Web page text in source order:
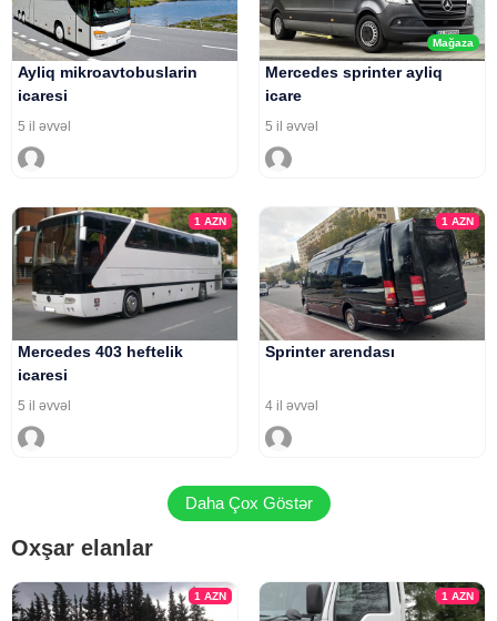
Ayliq mikroavtobuslarin
icaresi
5 il əvvəl
Mağaza
Mercedes sprinter ayliq
icare
5 il əvvəl
1AZN
Mercedes 403 heftelik
icaresi
5 il əvvəl
1 AZN
Sprinter arendası
4 il əvvəl
Daha Çox Göstər
Oxşar elanlar
1AZN 1 AZN